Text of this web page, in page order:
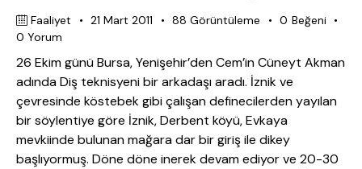
Faaliyet 21 Mart 2011 88 Görüntüleme 0 Beğeni
0 Yorum
26 Ekim günü Bursa, Yenişehir’den Cem’in Cüneyt Akman
adında Diş teknisyeni bir arkadaşı aradı. İznik ve
çevresinde köstebek gibi çalışan definecilerden yayılan
bir söylentiye göre İznik, Derbent köyü, Evkaya
mevkiinde bulunan mağara dar bir giriş ile dikey
başlıyormuş. Döne döne inerek devam ediyor ve 20-30